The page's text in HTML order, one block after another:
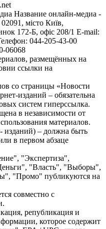
Название онлайн-медиа -
місто Київ,
172-Б, офіс 208/1 E-mail:
044-205-43-00
06068
размещённых на
ссылки на
со страницы «Новости
изданий – обязательна
систем гиперссылка.
в независимости от
материалов.
изданий) – должна быть
в первом абзаце
"Экспертиза",
"Власть", "Выборы",
"Промо" публикуются на
совместно с
републикация и
которое содержит